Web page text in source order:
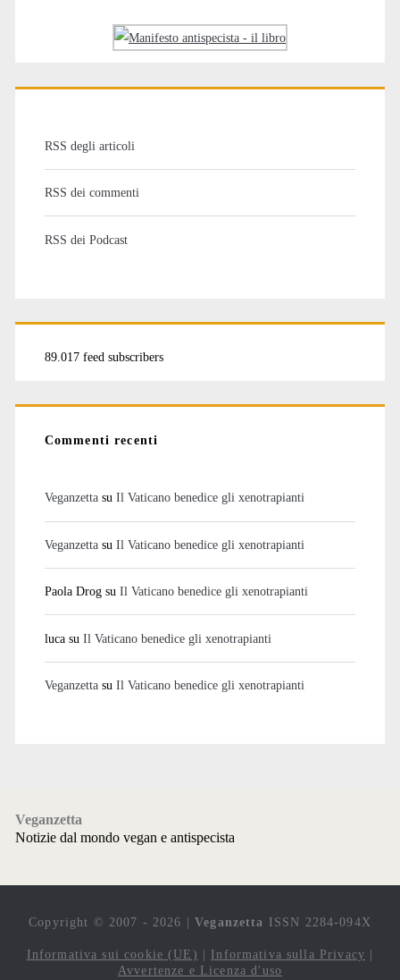
RSS degli articoli
RSS dei commenti
RSS dei Podcast
89.017 feed subscribers
Commenti recenti
Veganzettasu Il Vaticano benedice gli xenotrapianti
Veganzettasu Il Vaticano benedice gli xenotrapianti
Paola Drogsu Il Vaticano benedice gli xenotrapianti
lucasu Il Vaticano benedice gli xenotrapianti
Veganzettasu Il Vaticano benedice gli xenotrapianti
Veganzetta
Notizie dal mondo vegan e antispecista
Copyright © 2007 - 2026 |Veganzetta ISSN 2284-094X
Informativa sui cookie (UE) | Informativa sulla Privacy |
Avvertenze e Licenza d'uso